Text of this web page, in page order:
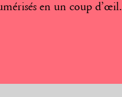
en un coup d’œil.